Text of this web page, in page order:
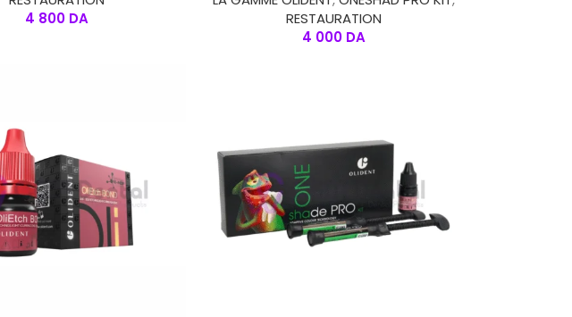
4 800 DA
RESTAURATION
4 000 DA